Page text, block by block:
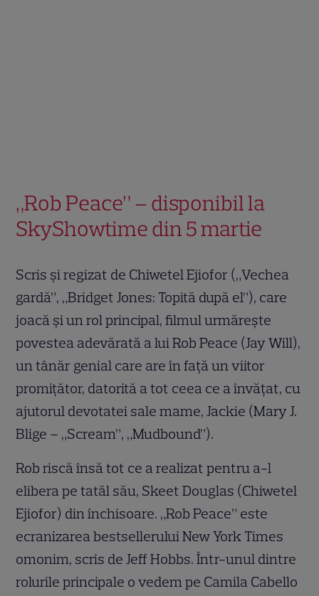
„Rob Peace” – disponibil la
SkyShowtime din 5 martie
Scris și regizat de Chiwetel Ejiofor („Vechea
gardă”, „Bridget Jones: Topită după el”), care
joacă și un rol principal, filmul urmărește
povestea adevărată a lui Rob Peace (Jay Will),
un tânăr genial care are în față un viitor
promițător, datorită a tot ceea ce a învățat, cu
ajutorul devotatei sale mame, Jackie (Mary J.
Blige – „Scream”, „Mudbound”).
Rob riscă însă tot ce a realizat pentru a-l
elibera pe tatăl său, Skeet Douglas (Chiwetel
Ejiofor) din închisoare. „Rob Peace” este
ecranizarea bestsellerului New York Times
omonim, scris de Jeff Hobbs. Într-unul dintre
rolurile principale o vedem pe Camila Cabello